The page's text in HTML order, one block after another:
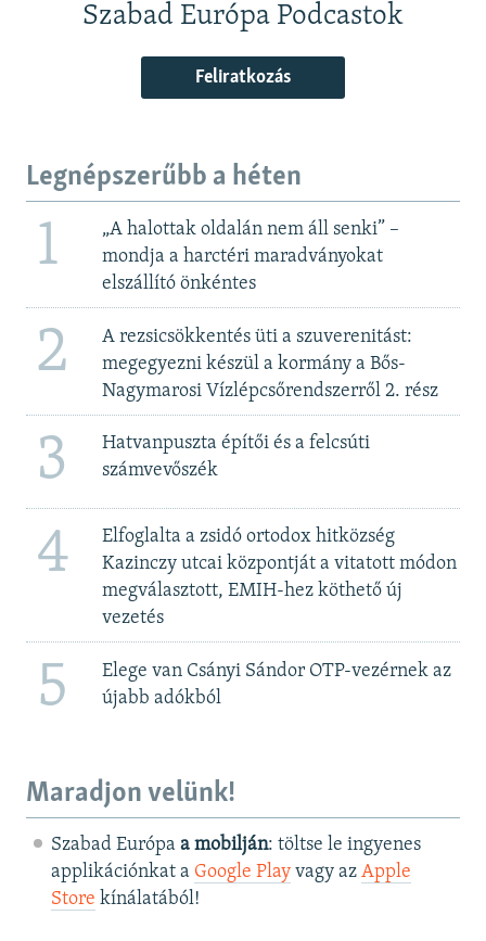
Szabad Európa Podcastok
Feliratkozás
Legnépszerűbb a héten
1
„A halottak oldalán nem áll senki” –
mondja a harctéri maradványokat
elszállító önkéntes
2
A rezsicsökkentés üti a szuverenitást:
megegyezni készül a kormány a Bős-
Nagymarosi Vízlépcsőrendszerről 2. rész
3
Hatvanpuszta építői és a felcsúti
számvevőszék
4
Elfoglalta a zsidó ortodox hitközség
Kazinczy utcai központját a vitatott módon
megválasztott, EMIH-hez köthető új
vezetés
5
Elege van Csányi Sándor OTP-vezérnek az
újabb adókból
Maradjon velünk!
Szabad Európa a mobilján: töltse le ingyenes
applikációnkat a Google Playvagy az Apple
Store kínálatából!